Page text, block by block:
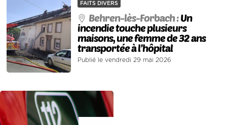
FAITS DIVERS
Behren-lès-Forbach :Un
incendie touche plusieurs
maisons, une femme de 32 ans
transportée à l’hôpital
Publié le vendredi 29 mai 2026